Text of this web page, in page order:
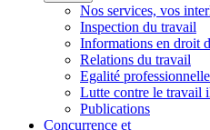
Nos services, vos
Inspection du travail
Informations en droit
Relations du travail
Egalité professionnelle
Lutte contre le travail
Publications
Concurrence et